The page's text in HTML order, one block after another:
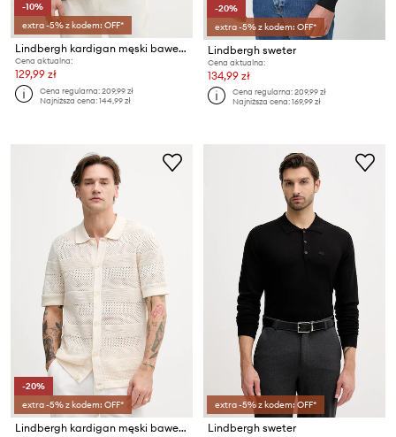
-10%
extra -5% z kodem: OFF*
Lindbergh kardigan męski bawełniany
Cena aktualna:
129,99 zł
Cena regularna:209,99 zł
Najniższa cena:144,99 zł
-20%
extra -5% z kodem: OFF*
Lindbergh sweter
Cena aktualna:
134,99 zł
Cena regularna:209,99 zł
Najniższa cena:169,99 zł
-20%
extra -5% z kodem: OFF*
Lindbergh kardigan męski bawełniany
extra -5% z kodem: OFF*
Lindbergh sweter